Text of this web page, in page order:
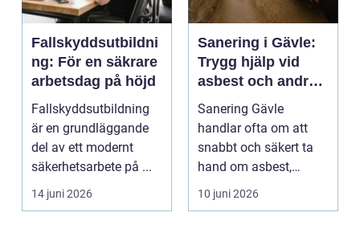
Fallskyddsutbildni
ng: För en säkrare
arbetsdag på höjd
Fallskyddsutbildning
är en grundläggande
del av ett modernt
säkerhetsarbete på ...
14 juni 2026
Sanering i Gävle:
Trygg hjälp vid
asbest och andra
skador
Sanering Gävle
handlar ofta om att
snabbt och säkert ta
hand om asbest,
mögel, brand-...
10 juni 2026